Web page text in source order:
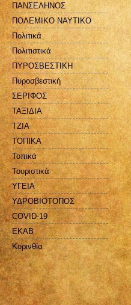
ΠΑΝΣΕΛΗΝΟΣ
ΠΟΛΕΜΙΚΟ ΝΑΥΤΙΚΟ
Πολιτικά
Πολιτιστικά
ΠΥΡΟΣΒΕΣΤΙΚΗ
Πυροσβεστική
ΣΕΡΙΦΟΣ
ΤΑΞΙΔΙΑ
ΤΖΙΑ
ΤΟΠΙΚΑ
Τοπικά
Τουριστικά
ΥΓΕΙΑ
ΥΔΡΟΒΙΟΤΟΠΟΣ
COVID-19
EKAB
Kορινθία